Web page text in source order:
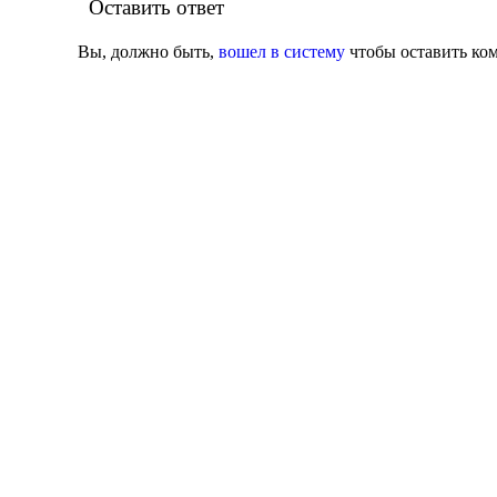
Оставить ответ
Вы, должно быть,вошел в систему чтобы оставить